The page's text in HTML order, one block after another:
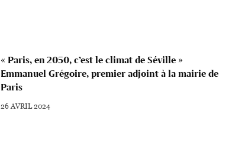
« Paris, en 2050, c’est le climat de Séville »
Emmanuel Grégoire, premier adjoint à la mairie de
Paris
26 AVRIL 2024